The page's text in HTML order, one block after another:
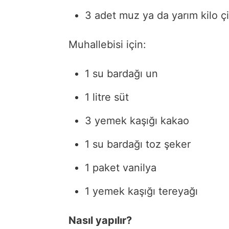
3 adet muz ya da yarım kilo
Muhallebisi için:
1 su bardağı un
1 litre süt
3 yemek kaşığı kakao
1 su bardağı toz şeker
1 paket vanilya
1 yemek kaşığı tereyağı
Nasıl yapılır?